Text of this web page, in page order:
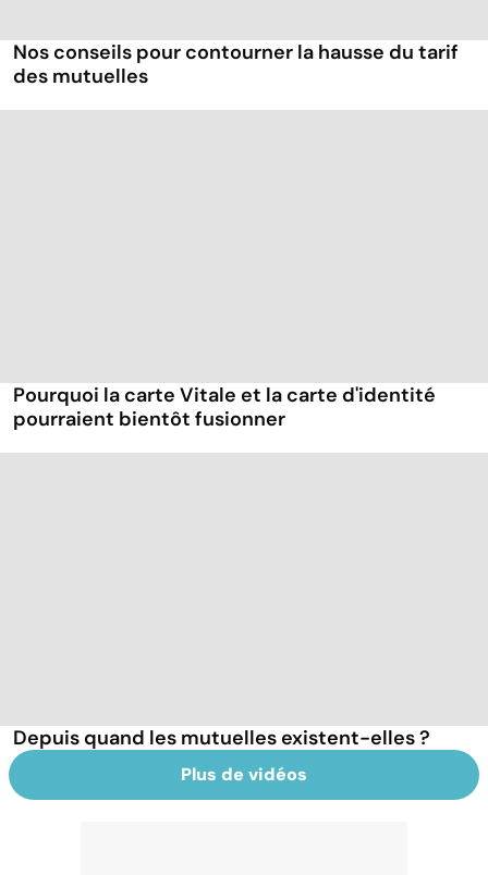
Nos conseils pour contourner la hausse du tarif
des mutuelles
Pourquoi la carte Vitale et la carte d'identité
pourraient bientôt fusionner
Depuis quand les mutuelles existent-elles ?
Plus de vidéos